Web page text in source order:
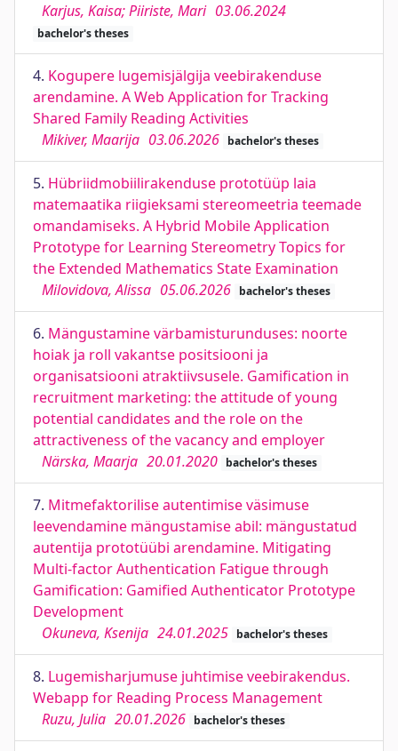
Karjus, Kaisa; Piiriste, Mari 03.06.2024
bachelor's theses
4. Kogupere lugemisjälgija veebirakenduse
arendamine. A Web Application for Tracking
Shared Family Reading Activities
Mikiver, Maarija 03.06.2026 bachelor's theses
5. Hübriidmobiilirakenduse prototüüp laia
matemaatika riigieksami stereomeetria teemade
omandamiseks. A Hybrid Mobile Application
Prototype for Learning Stereometry Topics for
the Extended Mathematics State Examination
Milovidova, Alissa 05.06.2026 bachelor's theses
6. Mängustamine värbamisturunduses: noorte
hoiak ja roll vakantse positsiooni ja
organisatsiooni atraktiivsusele. Gamification in
recruitment marketing: the attitude of young
potential candidates and the role on the
attractiveness of the vacancy and employer
Närska, Maarja 20.01.2020 bachelor's theses
7. Mitmefaktorilise autentimise väsimuse
leevendamine mängustamise abil: mängustatud
autentija prototüübi arendamine. Mitigating
Multi-factor Authentication Fatigue through
Gamification: Gamified Authenticator Prototype
Development
Okuneva, Ksenija 24.01.2025 bachelor's theses
8. Lugemisharjumuse juhtimise veebirakendus.
Webapp for Reading Process Management
Ruzu, Julia 20.01.2026 bachelor's theses